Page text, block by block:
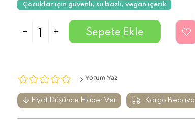
Çocuklar için güvenli, su bazlı, vegan içerik
Yorum Yaz
Fiyat Düşünce Haber Ver Kargo Bedava